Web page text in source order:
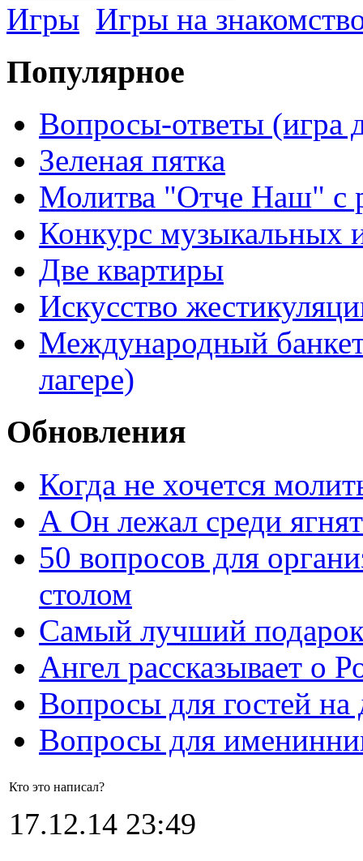
Игры Игры на
Популярное
Вопросы-ответы (игра
Зеленая пятка
Молитва "Отче Наш" с
Конкурс музыкальных
Две квартиры
Искусство
Международный
лагере)
Обновления
Когда не хочется
А Он лежал среди ягнят
50 вопросов для
столом
Самый лучший
Ангел рассказывает о
Вопросы для гостей
Вопросы для
Кто это написал?
17.12.14 23:49